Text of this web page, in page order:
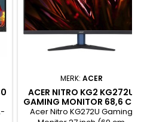
MERK: ACER
ACER NITRO KG2 KG272U
GAMING MONITOR 68,6 CM
(27") 2560 X 1440
Acer Nitro KG272U Gaming